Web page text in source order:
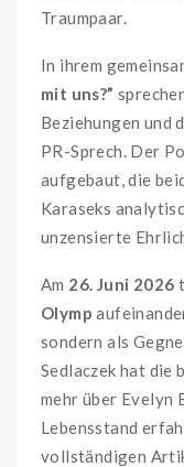
Traumpaar.
In ihrem
mit uns?”
Beziehungen und
PR-Sprech. Der
aufgebaut, die
Karaseks
unzensierte
Am 26. Juni 2026
Olymp
sondern als
Sedlaczek hat die
mehr über Evelyn
Lebensstand
vollständigen